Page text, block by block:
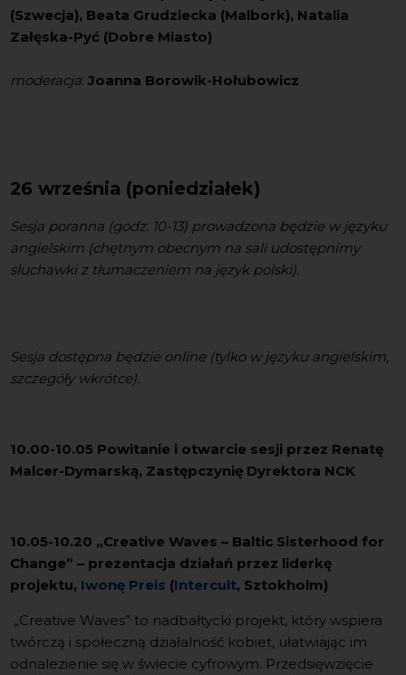
(Szwecja), Beata Grudziecka (Malbork), Natalia
Załęska-Pyć (Dobre Miasto)
moderacja:Joanna Borowik-Hołubowicz
26 września (poniedziałek)
Sesja poranna (godz. 10-13) prowadzona będzie w języku
angielskim (chętnym obecnym na sali udostępnimy
słuchawki z tłumaczeniem na język polski).
Sesja dostępna będzie online (tylko w języku angielskim,
szczegóły wkrótce).
10.00-10.05 Powitanie i otwarcie sesji przez Renatę
Malcer-Dymarską, Zastępczynię Dyrektora NCK
10.05-10.20 „Creative Waves – Baltic Sisterhood for
Change” – prezentacja działań przez liderkę
projektu, Iwonę Preis (Intercult, Sztokholm)
„Creative Waves” to nadbałtycki projekt, który wspiera
twórczą i społeczną działalność kobiet, ułatwiając im
odnalezienie się w świecie cyfrowym. Przedsięwzięcie